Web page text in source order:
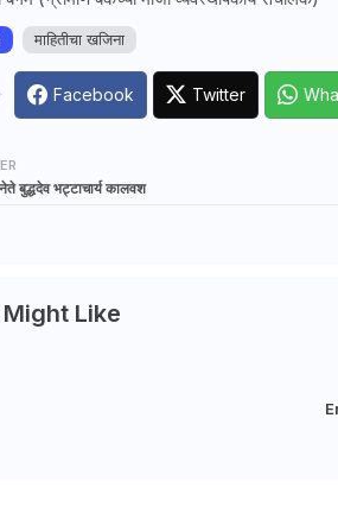
माहितीचा खजिना
Facebook Twitter
बुद्धदेव भट्टाचार्य कालवश
Might Like